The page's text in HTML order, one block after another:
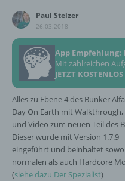
Paul Stelzer
26.03.2018
App Empfehlung:
Mit zahlreichen
JETZT
Alles zu Ebene 4 des Bunker
Day On Earth mit Walkthrough,
und Video zum neuen Teil des
Dieser wurde mit Version 1.7.9
eingeführt und beinhaltet
normalen als auch Hardcore
(siehe dazu Der Spezialist)